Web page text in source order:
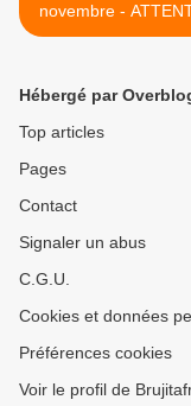
novembre -
vous !
Hébergé par
Top articles
Pages
Contact
Signaler un abus
C.G.U.
Cookies et données
Préférences cookies
Voir le profil de